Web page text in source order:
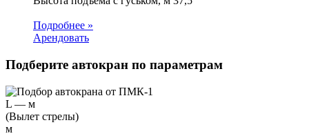
Подробнее »
Арендовать
Подберите автокран по параметрам
L — м
(Вылет стрелы)
м